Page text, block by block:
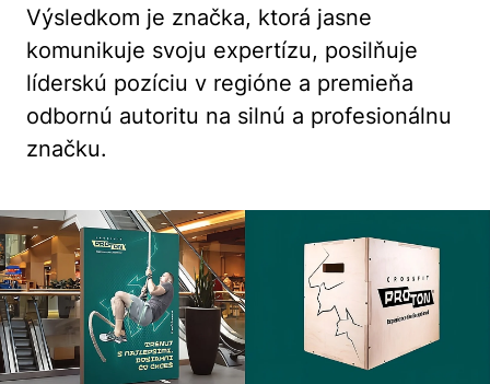
Výsledkom je značka, ktorá jasne
komunikuje svoju expertízu, posilňuje
líderskú pozíciu v regióne a premieňa
odbornú autoritu na silnú a profesionálnu
značku.